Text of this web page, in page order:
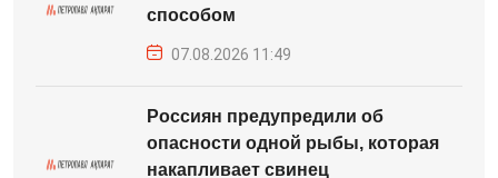
способом
07.08.2026 11:49
Россиян предупредили об
опасности одной рыбы, которая
накапливает свинец